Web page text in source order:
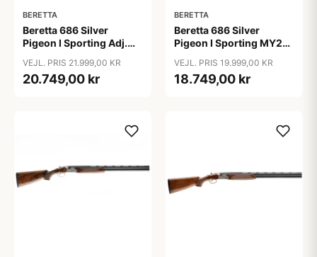
BERETTA
Beretta 686 Silver
Pigeon I Sporting Adj.
VEJL. PRIS 21.999,00 KR
20.749,00 kr
BERETTA
Beretta 686 Silver
Pigeon I Sporting MY24
VEJL. PRIS 19.999,00 KR
18.749,00 kr